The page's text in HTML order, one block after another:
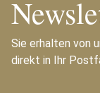
Sie erhalten von
direkt in Ihr